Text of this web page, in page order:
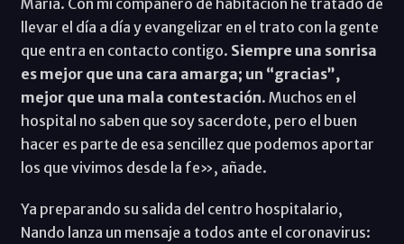
llevar el día a día y evangelizar en el trato con la gente
que entra en contacto contigo. Siempre una sonrisa
es mejor que una cara amarga; un “gracias”,
mejor que una mala contestación. Muchos en el
hospital no saben que soy sacerdote, pero el buen
hacer es parte de esa sencillez que podemos aportar
los que vivimos desde la fe», añade.
Ya preparando su salida del centro hospitalario,
Nando lanza un mensaje a todos ante el coronavirus: